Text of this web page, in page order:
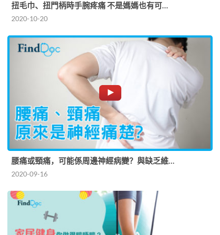
扭毛巾、扭門柄時手腕疼痛 不是媽媽也有可…
2020-10-20
腰痛或頸痛，可能係周邊神經病變？與缺乏維…
2020-09-16